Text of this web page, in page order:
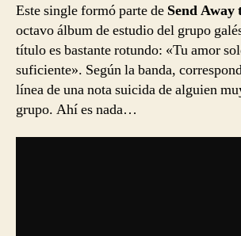
Este single formó parte de Send Away
octavo álbum de estudio del grupo
título es bastante rotundo: «Tu amor
suficiente». Según la banda,
línea de una nota suicida de alguien
grupo. Ahí es nada…